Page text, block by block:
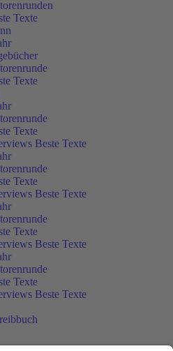
Texte
Texte
Texte
Beste Texte
Texte
Beste Texte
Texte
Beste Texte
Texte
Beste Texte